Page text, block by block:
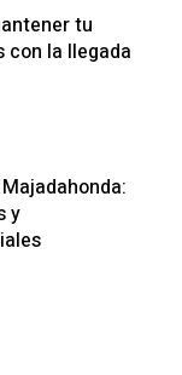
tu
con la llegada
y